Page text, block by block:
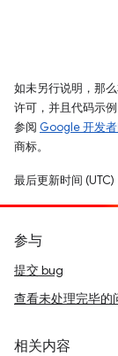
如未另行说明，那
许可，并且代码示
参阅 Google 开发
商标。
最后更新时间
参与
提交 bug
查看未处理完毕的
相关内容